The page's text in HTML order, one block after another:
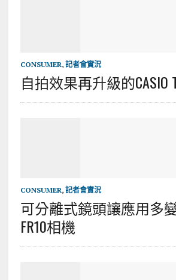
CONSUMER, 記者會實況
自拍效果再升級的CASIO
CONSUMER, 記者會實況
可分離式鏡頭讓應用多變
FR10相機